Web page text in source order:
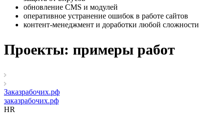
обновление CMS и модулей
оперативное устранение ошибок в работе сайтов
контент-менеджмент и доработки любой сложности
Проекты: примеры работ
Заказрабочих.рф
заказрабочих.рф
HR